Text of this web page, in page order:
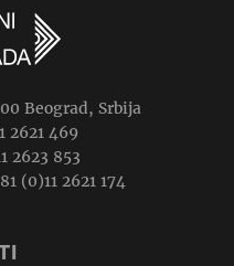
Beograd, Srbija
2621 469
2623 853
(0)11 2621 174